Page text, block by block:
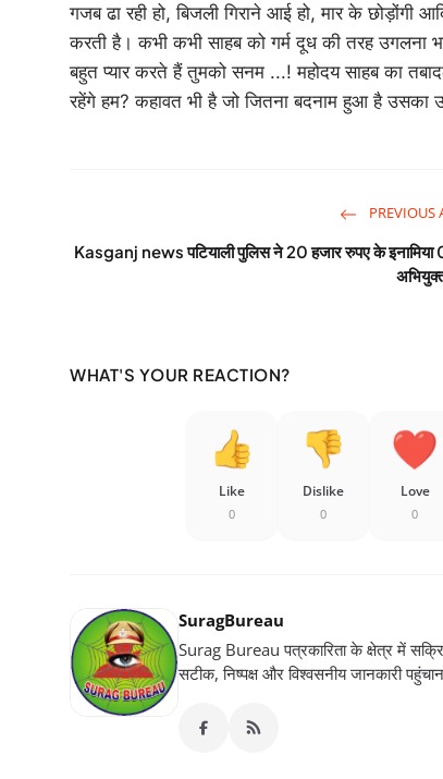
गजब ढा रही हो, बिजली गिराने आई हो, मार के
करती है। कभी कभी साहब को गर्म दूध की तरह उगलना
बहुत प्यार करते हैं तुमको सनम ...! महोदय साहब का
रहेंगे हम? कहावत भी है जो जितना बदनाम हुआ है उसका
PREVIOUS
Kasganj news पटियाली पुलिस ने 20 हजार रुपए के इनामिया
WHAT'S YOUR REACTION?
Like
0
Dislike
0
Love
0
SuragBureau
Surag Bureau पत्रकारिता के क्षेत्र में
सटीक, निष्पक्ष और विश्वसनीय जानकारी